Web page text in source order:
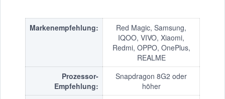
Markenempfehlung:
Red Magic, Samsung,
IQOO, VIVO, Xiaomi,
Redmi, OPPO, OnePlus,
REALME
Prozessor-
Empfehlung:
Snapdragon 8G2 oder
höher